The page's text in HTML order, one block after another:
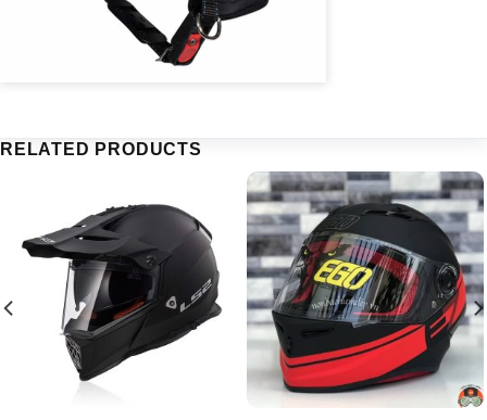
RELATED PRODUCTS